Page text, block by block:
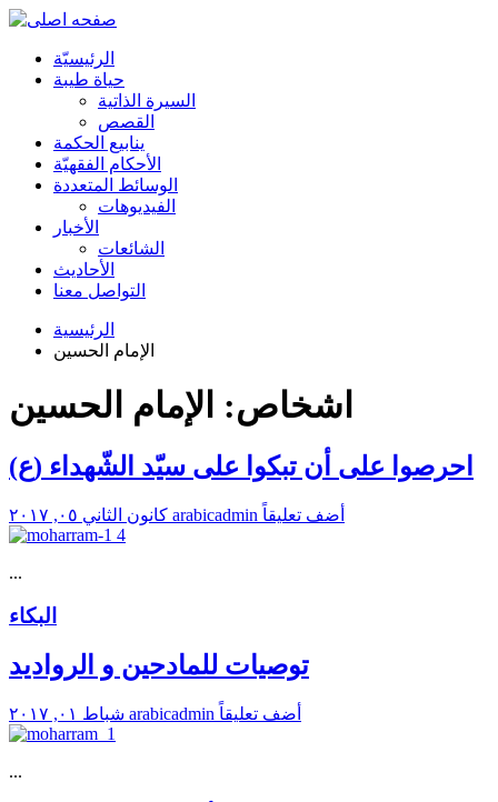
الرئیسیّة
حياة طيبة
السيرة الذاتية
القصص
ينابيع الحكمة
الأحکام الفقهیّة
الوسائط المتعددة
الفیدیوهات
الأخبار
الشائعات
الأحادیث
التواصل معنا
الرئيسية
الإمام الحسين
اشخاص: الإمام الحسين
احرصوا على أن تبكوا على سيّد الشّهداء (ع)
arabicadmin أضف تعليقاً
...
البكاء
توصيات للمادحين و الرواديد
arabicadmin أضف تعليقاً
...